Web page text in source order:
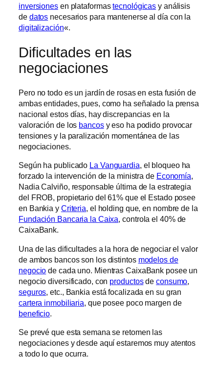
inversionesen plataformastecnológicas y análisis
de datos necesarios para mantenerse al día con la
digitalización«.
Dificultades en las
negociaciones
Pero no todo es un jardín de rosas en esta fusión de
ambas entidades, pues, como ha señalado la prensa
nacional estos días, hay discrepancias en la
valoración de los bancosy eso ha podido provocar
tensiones y la paralización momentánea de las
negociaciones.
Según ha publicado La Vanguardia, el bloqueo ha
forzado la intervención de la ministra de Economía,
Nadia Calviño, responsable última de la estrategia
del FROB, propietario del 61% que el Estado posee
en Bankia y Criteria, el holding que, en nombre de la
Fundación Bancaria la Caixa, controla el 40% de
CaixaBank.
Una de las dificultades a la hora de negociar el valor
de ambos bancos son los distintos modelos de
negocio de cada uno. Mientras CaixaBank posee un
negocio diversificado, con productosdeconsumo,
seguros, etc., Bankia está focalizada en su gran
cartera inmobiliaria, que posee poco margen de
beneficio.
Se prevé que esta semana se retomen las
negociaciones y desde aquí estaremos muy atentos
a todo lo que ocurra.